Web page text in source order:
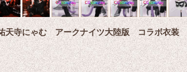
にゃむ アークナイツ大陸版 コラボ衣装